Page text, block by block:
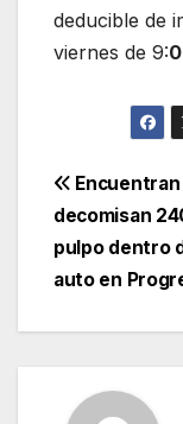
deducible de
viernes de 9:
de
Encuentran
decomisan
pulpo dentro
auto en